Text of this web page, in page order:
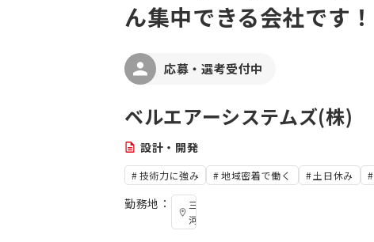
ん集中できる会社です！
応募・選考受付中
ベルエアーシステムズ(株)
設計・開発
技術力に強み 地域密着で働く 土日休み
勤務地：
三
河